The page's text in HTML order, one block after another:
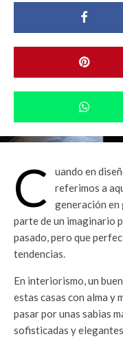
C uando en
referimos a
generación en
parte de un imaginario
pasado, pero que
tendencias.
En interiorismo, un
estas casas con alma y
pasar por unas sabias
sofisticadas y